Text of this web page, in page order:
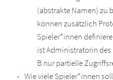
(abstrakte Namen) zu
können zusätzlich
Spieler*innen
ist Administratorin
B nur partielle
Wie viele Spieler*innen